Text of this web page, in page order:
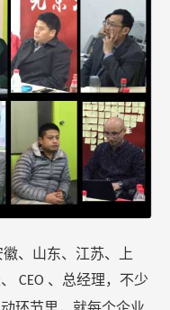
、山东、江苏、上
CEO 、总经理，不少